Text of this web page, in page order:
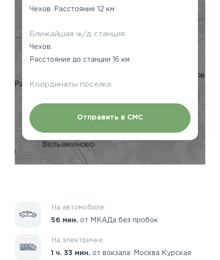
Чехов. Расстояние 12 км
Ближайшая ж/д станция:
Чехов.
Расстояние до станции 16 км
Координаты поселка:
Отправить в СМС
На автомобиле:
56 мин. от МКАДа без пробок
На электричке:
1 ч. 33 мин. от вокзала: Москва Курская